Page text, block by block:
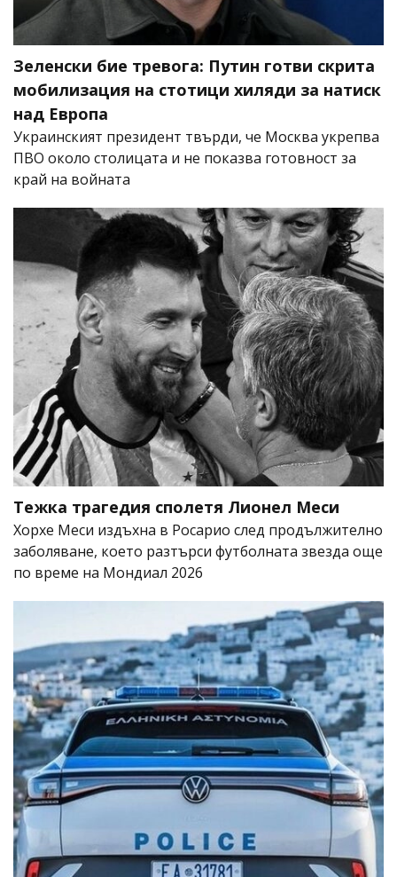
Зеленски бие тревога: Путин готви скрита
мобилизация на стотици хиляди за натиск
над Европа
Украинският президент твърди, че Москва укрепва
ПВО около столицата и не показва готовност за
край на войната
Тежка трагедия сполетя Лионел Меси
Хорхе Меси издъхна в Росарио след продължително
заболяване, което разтърси футболната звезда още
по време на Мондиал 2026